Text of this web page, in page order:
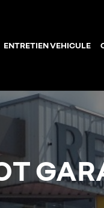
ENTRETIEN VEHICULE